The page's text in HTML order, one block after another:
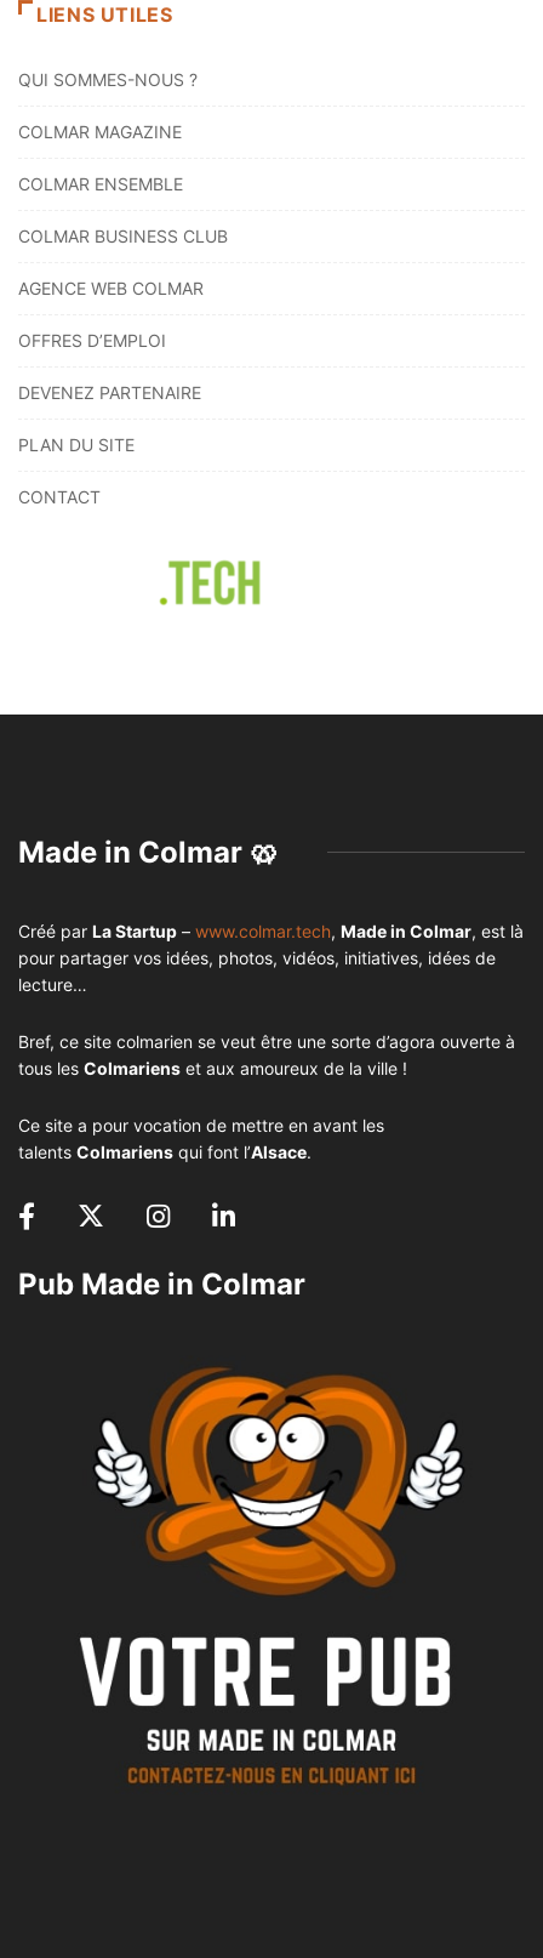
LIENS UTILES
QUI SOMMES-NOUS ?
COLMAR MAGAZINE
COLMAR ENSEMBLE
COLMAR BUSINESS CLUB
AGENCE WEB COLMAR
OFFRES D’EMPLOI
DEVENEZ PARTENAIRE
PLAN DU SITE
CONTACT
Made in Colmar 🥨
Créé par La Startup – www.colmar.tech, Made in Colmar, est là
pour partager vos idées, photos, vidéos, initiatives, idées de
lecture…
Bref, ce site colmarien se veut être une sorte d’agora ouverte à
tous les Colmariens et aux amoureux de la ville !
Ce site a pour vocation de mettre en avant les
talents Colmariens qui font l’Alsace.
Pub Made in Colmar